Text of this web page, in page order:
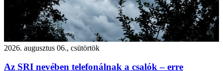
2026. augusztus 06., csütörtök
Az SRI nevében telefonálnak a csalók – erre